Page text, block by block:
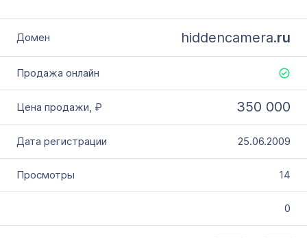
hiddencamera.ru
350 000
25.06.2009
14
0